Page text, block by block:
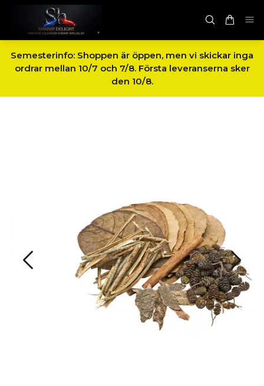
Semesterinfo: Shoppen är öppen, men vi skickar inga
ordrar mellan 10/7 och 7/8. Första leveranserna sker
den 10/8.